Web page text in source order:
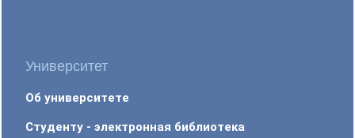
Университет
Об университете
Студенту - электронная библиотека